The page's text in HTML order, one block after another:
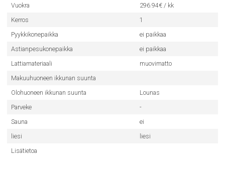
Vuokra
296.94€ / kk
Kerros
1
Pyykkikonepaikka
ei paikkaa
Astianpesukonepaikka
ei paikkaa
Lattiamateriaali
muovimatto
Makuuhuoneen ikkunan suunta
Olohuoneen ikkunan suunta
Lounas
Parveke
-
Sauna
ei
liesi
liesi
Lisätietoa